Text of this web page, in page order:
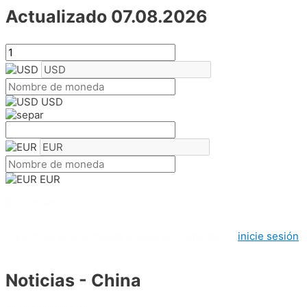
Actualizado 07.08.2026
USD
EUR
inicie sesión
Noticias - China